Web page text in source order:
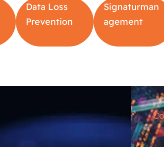
Data Loss
Prevention
Signaturman
agement